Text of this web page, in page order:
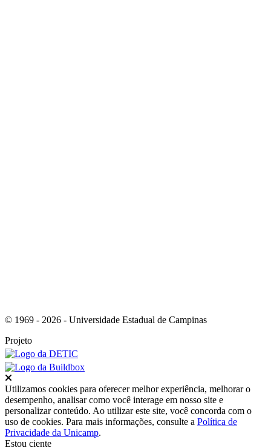
© 1969 - 2026 - Universidade Estadual de Campinas
Projeto
Utilizamos cookies para oferecer melhor experiência, melhorar o
desempenho, analisar como você interage em nosso site e
personalizar conteúdo. Ao utilizar este site, você concorda com o
uso de cookies. Para mais informações, consulte a Política de
Privacidade da Unicamp.
Estou ciente